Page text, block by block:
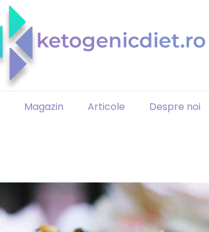
Magazin Articole Despre noi